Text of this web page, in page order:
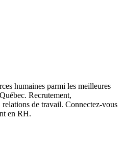
humaines parmi les meilleures
Recrutement,
de travail. Connectez-vous
en RH.